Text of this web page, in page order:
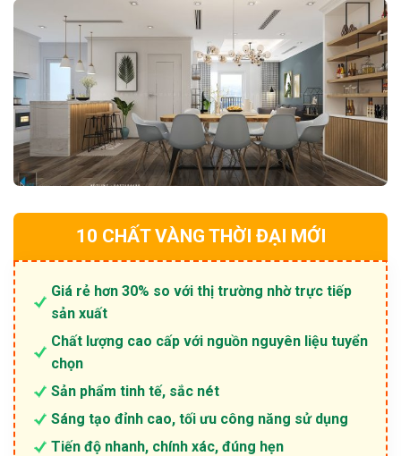
10 CHẤT VÀNG THỜI ĐẠI MỚI
Giá rẻ hơn 30% so với thị trường nhờ trực tiếp
sản xuất
Chất lượng cao cấp với nguồn nguyên liệu tuyển
chọn
Sản phẩm tinh tế, sắc nét
Sáng tạo đỉnh cao, tối ưu công năng sử dụng
Tiến độ nhanh, chính xác, đúng hẹn